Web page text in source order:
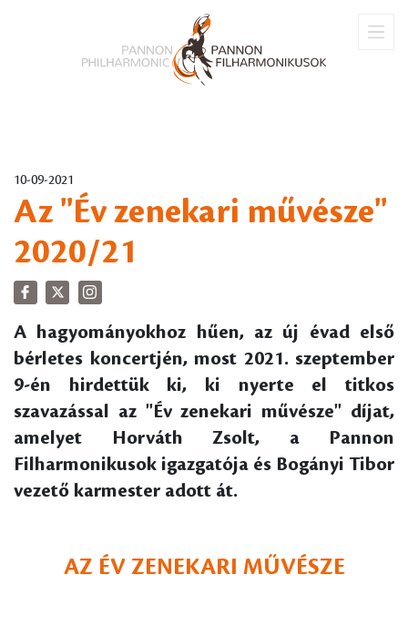
10-09-2021
Az "Év zenekari művésze"
2020/21
A hagyományokhoz hűen, az új évad első
bérletes koncertjén, most 2021. szeptember
9-én hirdettük ki, ki nyerte el titkos
szavazással az "Év zenekari művésze" díjat,
amelyet Horváth Zsolt, a Pannon
Filharmonikusok igazgatója és Bogányi Tibor
vezető karmester adott át.
AZ ÉV ZENEKARI MŰVÉSZE